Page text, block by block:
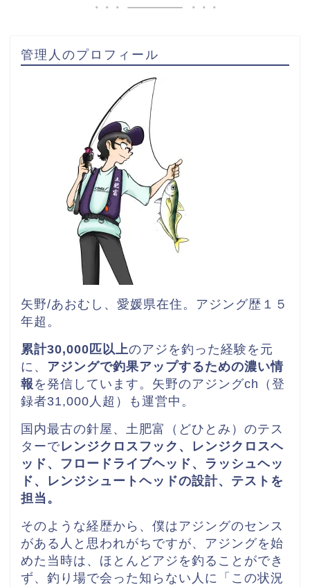
管理人のプロフィール
矢野/あおむし、愛媛県在住。 アジング歴１５
年超。
累計30,000匹以上のアジを釣った経験を元
に、 アジングで釣果アップするための濃い情
報を発信しています。矢野のアジングch（登
録者31,000人超）も運営中。
国内最古の針屋、土肥富（どひとみ）のテス
ターでレンジクロスフック、レンジクロスヘ
ッド、 フロードライブヘッド、ラッシュヘッ
ド、レンジシュートヘッドの設計、テストを
担当。
そのような経歴から、僕はアジングのセンス
がある人と思われがちですが、アジングを始
めた当時は、ほとんどアジを釣ることができ
ず、釣り場で会った知らない人に「この状況